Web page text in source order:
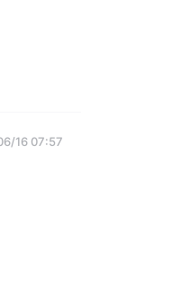
16 07:57